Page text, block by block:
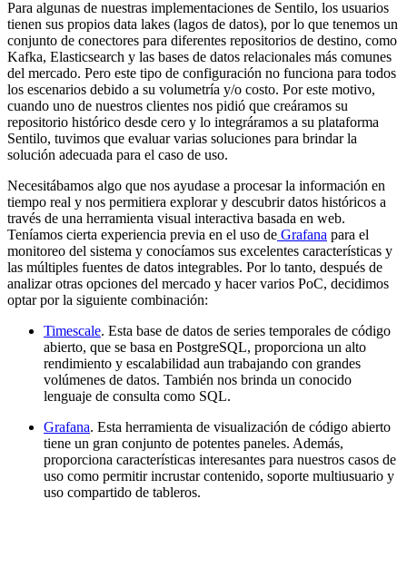
Para algunas de nuestras implementaciones de Sentilo, los usuarios
tienen sus propios data lakes (lagos de datos), por lo que tenemos un
conjunto de conectores para diferentes repositorios de destino, como
Kafka, Elasticsearch y las bases de datos relacionales más comunes
del mercado. Pero este tipo de configuración no funciona para todos
los escenarios debido a su volumetría y/o costo. Por este motivo,
cuando uno de nuestros clientes nos pidió que creáramos su
repositorio histórico desde cero y lo integráramos a su plataforma
Sentilo, tuvimos que evaluar varias soluciones para brindar la
solución adecuada para el caso de uso.
Necesitábamos algo que nos ayudase a procesar la información en
tiempo real y nos permitiera explorar y descubrir datos históricos a
través de una herramienta visual interactiva basada en web.
Teníamos cierta experiencia previa en el uso de Grafana para el
monitoreo del sistema y conocíamos sus excelentes características y
las múltiples fuentes de datos integrables. Por lo tanto, después de
analizar otras opciones del mercado y hacer varios PoC, decidimos
optar por la siguiente combinación:
Timescale. Esta base de datos de series temporales de código
abierto, que se basa en PostgreSQL, proporciona un alto
rendimiento y escalabilidad aun trabajando con grandes
volúmenes de datos. También nos brinda un conocido
lenguaje de consulta como SQL.
Grafana. Esta herramienta de visualización de código abierto
tiene un gran conjunto de potentes paneles. Además,
proporciona características interesantes para nuestros casos de
uso como permitir incrustar contenido, soporte multiusuario y
uso compartido de tableros.